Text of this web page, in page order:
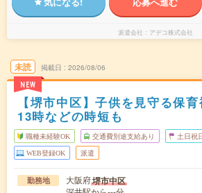
派遣会社 アデコ株式会社
未読
NEW
掲載日 2026/08/06
【堺市中区】子供を見守る保
13時などの時短も
職種未経験OK 交通費別途支給あり 土日祝
WEB登録OK 派遣
勤務地 大阪府堺市中区